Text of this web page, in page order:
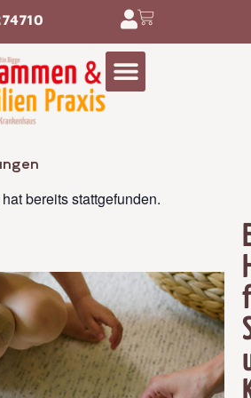
bereits stattgefunden.